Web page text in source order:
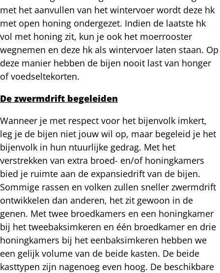
met het aanvullen van het wintervoer wordt deze hk
met open honing ondergezet. Indien de laatste hk
vol met honing zit, kun je ook het moerrooster
wegnemen en deze hk als wintervoer laten staan. Op
deze manier hebben de bijen nooit last van honger
of voedseltekorten.
De zwermdrift begeleiden
Wanneer je met respect voor het bijenvolk imkert,
leg je de bijen niet jouw wil op, maar begeleid je het
bijenvolk in hun ntuurlijke gedrag. Met het
verstrekken van extra broed- en/of honingkamers
bied je ruimte aan de expansiedrift van de bijen.
Sommige rassen en volken zullen sneller zwermdrift
ontwikkelen dan anderen, het zit gewoon in de
genen. Met twee broedkamers en een honingkamer
bij het tweebaksimkeren en één broedkamer en drie
honingkamers bij het eenbaksimkeren hebben we
een gelijk volume van de beide kasten. De beide
kasttypen zijn nagenoeg even hoog. De beschikbare